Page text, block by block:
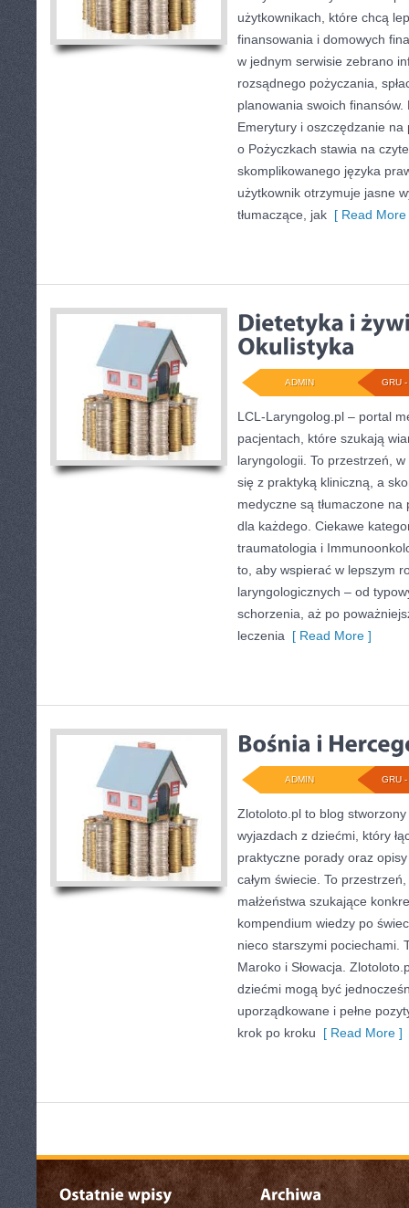
użytkownikach, które chcą
finansowania i domowych
w jednym serwisie zebrano
rozsądnego pożyczania,
planowania swoich
Emerytury i oszczędzanie na
o Pożyczkach stawia na
skomplikowanego języka
użytkownik otrzymuje jasne
tłumaczące, jak [ Read More
GRU
ADMIN
LCL-Laryngolog.pl – portal
pacjentach, które szukają
laryngologii. To przestrzeń,
się z praktyką kliniczną, a
medyczne są tłumaczone
dla każdego. Ciekawe
traumatologia i
to, aby wspierać w lepszym
laryngologicznych – od
schorzenia, aż po
leczenia [ Read More ]
GRU
ADMIN
Zlotoloto.pl to blog
wyjazdach z dziećmi, który
praktyczne porady oraz
całym świecie. To
małżeństwa szukające
kompendium wiedzy po
nieco starszymi pociechami.
Maroko i Słowacja.
dziećmi mogą być
uporządkowane i pełne
krok po kroku [ Read More ]